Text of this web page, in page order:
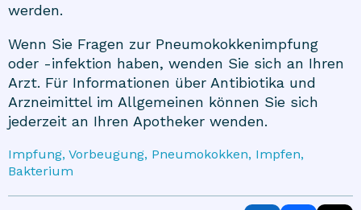
werden.
Wenn Sie Fragen zur Pneumokokkenimpfung
oder -infektion haben, wenden Sie sich an Ihren
Arzt. Für Informationen über Antibiotika und
Arzneimittel im Allgemeinen können Sie sich
jederzeit an Ihren Apotheker wenden.
Impfung, Vorbeugung, Pneumokokken, Impfen,
Bakterium